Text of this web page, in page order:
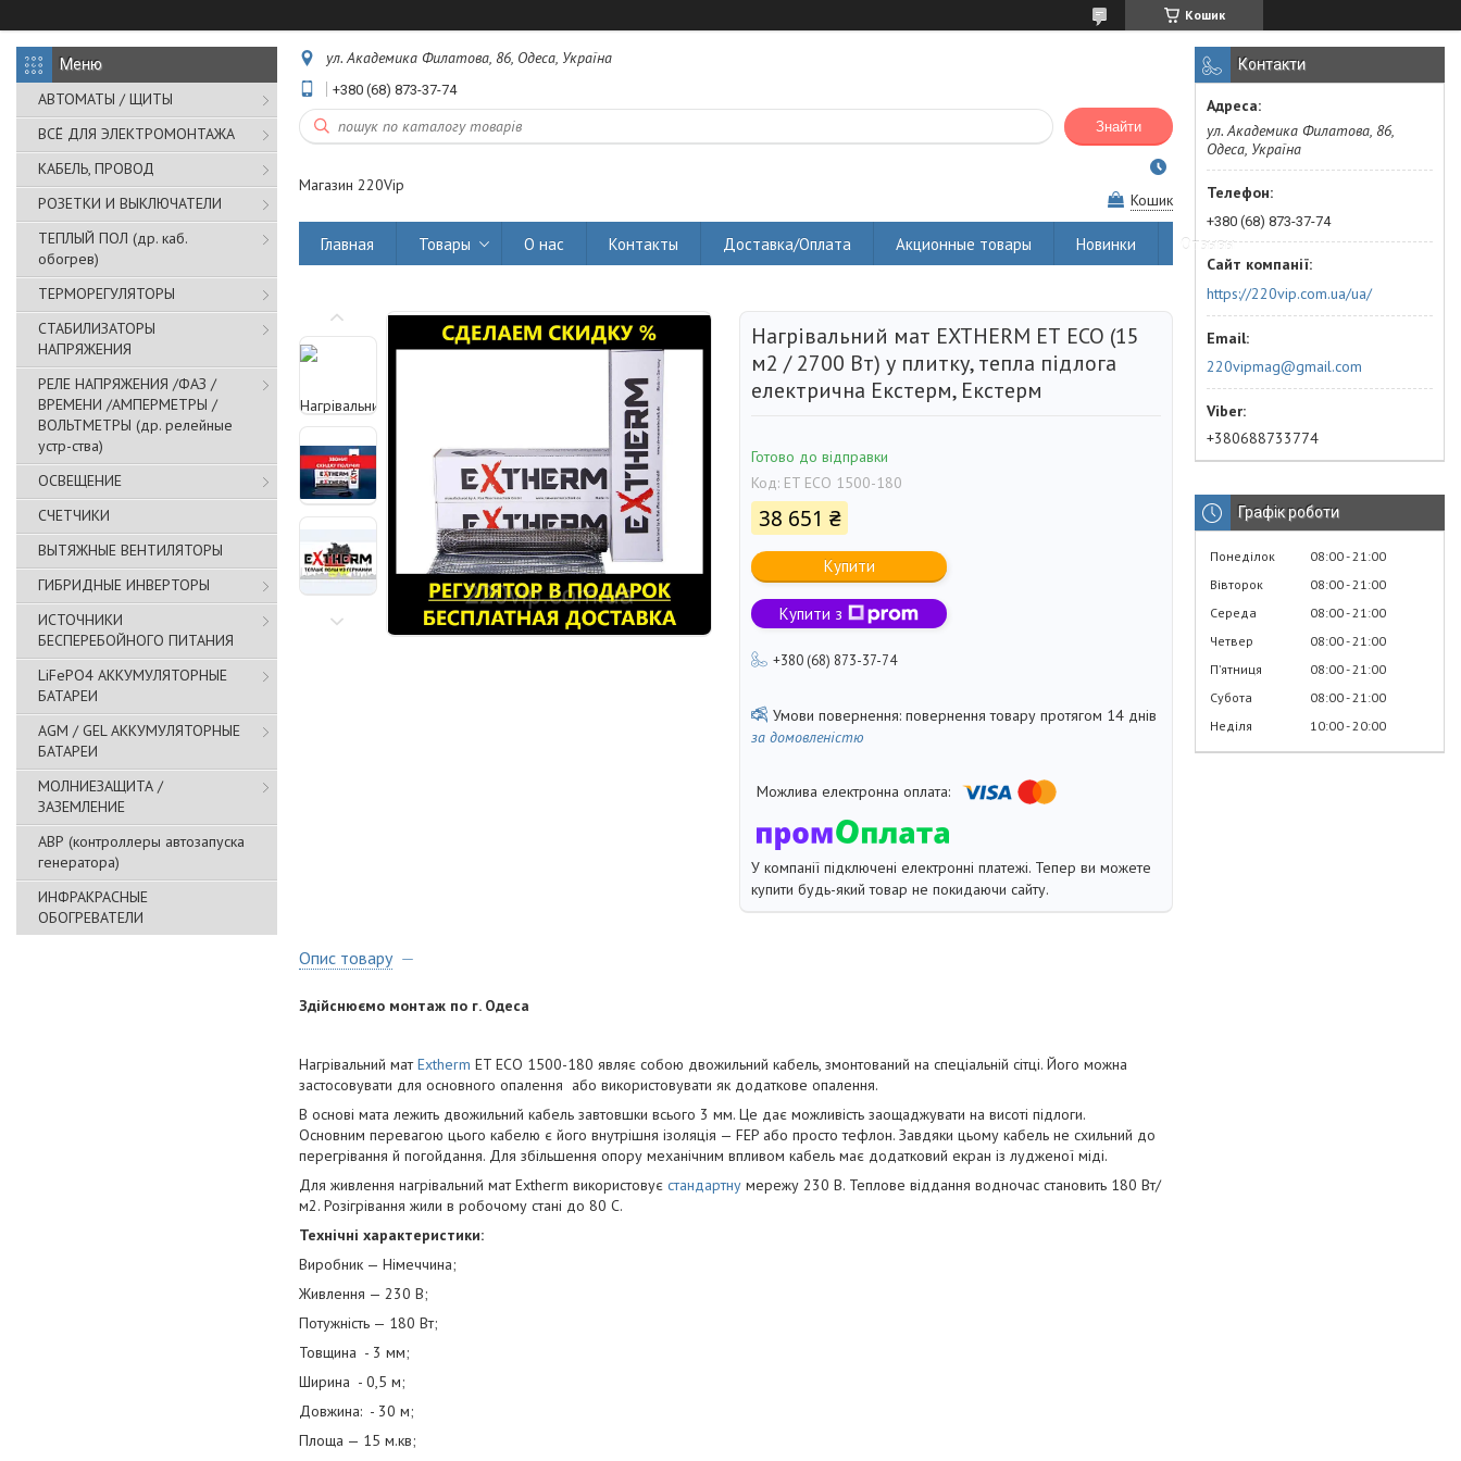
Кошик
АВТОМАТЫ / ЩИТЫ
ВСЁ ДЛЯ ЭЛЕКТРОМОНТАЖА
КАБЕЛЬ, ПРОВОД
РОЗЕТКИ И ВЫКЛЮЧАТЕЛИ
ТЕПЛЫЙ ПОЛ (др. каб.
обогрев)
ТЕРМОРЕГУЛЯТОРЫ
СТАБИЛИЗАТОРЫ
НАПРЯЖЕНИЯ
РЕЛЕ НАПРЯЖЕНИЯ /ФАЗ /
ВРЕМЕНИ /АМПЕРМЕТРЫ /
ВОЛЬТМЕТРЫ (др. релейные
устр-ства)
ОСВЕЩЕНИЕ
СЧЕТЧИКИ
ВЫТЯЖНЫЕ ВЕНТИЛЯТОРЫ
ГИБРИДНЫЕ ИНВЕРТОРЫ
ИСТОЧНИКИ
БЕСПЕРЕБОЙНОГО ПИТАНИЯ
LiFePO4 АККУМУЛЯТОРНЫЕ
БАТАРЕИ
AGM / GEL АККУМУЛЯТОРНЫЕ
БАТАРЕИ
МОЛНИЕЗАЩИТА /
ЗАЗЕМЛЕНИЕ
АВР (контроллеры автозапуска
генератора)
ИНФРАКРАСНЫЕ
ОБОГРЕВАТЕЛИ
ул. Академика Филатова, 86, Одеса, Україна
+380 (68) 873-37-74
Знайти
Магазин 220Vip
Кошик
Главная Товары О нас Контакты Доставка/Оплата Акционные товары Новинки Отзывы
Нагрівальний мат EXTHERM ЕТ ЕСО (15
м2 / 2700 Вт) у плитку, тепла підлога
електрична Екстерм, Екстерм
Готово до відправки
Код: ET ECO 1500-180
38 651 ₴
Купити
Купити з
+380 (68) 873-37-74
повернення товару протягом 14 днів
за домовленістю
У компанії підключені електронні платежі. Тепер ви можете
купити будь-який товар не покидаючи сайту.
Опис товару
Здійснюємо монтаж по г. Одеса
Нагрівальний матExtherm ET ECO 1500-180 являє собою двожильний кабель, змонтований на спеціальній сітці. Його можна
застосовувати для основного опалення або використовувати як додаткове опалення.
В основі мата лежить двожильний кабель завтовшки всього 3 мм. Це дає можливість заощаджувати на висоті підлоги.
Основним перевагою цього кабелю є його внутрішня ізоляція — FEP або просто тефлон. Завдяки цьому кабель не схильний до
перегрівання й погойдання. Для збільшення опору механічним впливом кабель має додатковий екран із лудженої міді.
Для живлення нагрівальний мат Extherm використовує стандартну мережу 230 В. Теплове віддання водночас становить 180 Вт/
м2. Розігрівання жили в робочому стані до 80 С.
Технічні характеристики:
Виробник — Німеччина;
Живлення — 230 В;
Потужність — 180 Вт;
Товщина - 3 мм;
Ширина - 0,5 м;
Довжина: - 30 м;
Площа — 15 м.кв;
Контакти
ул. Академика Филатова, 86,
Одеса, Україна
+380 (68) 873-37-74
https://220vip.com.ua/ua/
220vipmag@gmail.com
+380688733774
Графік роботи
Понеділок 08:00 21:00
Вівторок
08:00 21:00
Середа
08:00 21:00
Четвер
08:00 21:00
Пʼятниця
08:00 21:00
Субота
08:00 21:00
Неділя
10:00 20:00